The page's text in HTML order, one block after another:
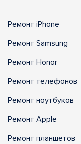
Ремонт iPhone
Ремонт Samsung
Ремонт Honor
Ремонт телефонов
Ремонт ноутбуков
Ремонт Apple
Ремонт планшетов